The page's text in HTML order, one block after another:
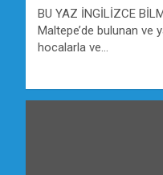
BU YAZ İNGİLİZCE
Maltepe’de bulunan ve
hocalarla ve…